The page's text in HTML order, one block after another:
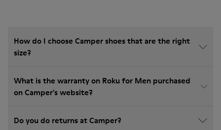
How do I choose Camper shoes that are the right
size?
What is the warranty on Roku for Men purchased
on Camper's website?
Do you do returns at Camper?